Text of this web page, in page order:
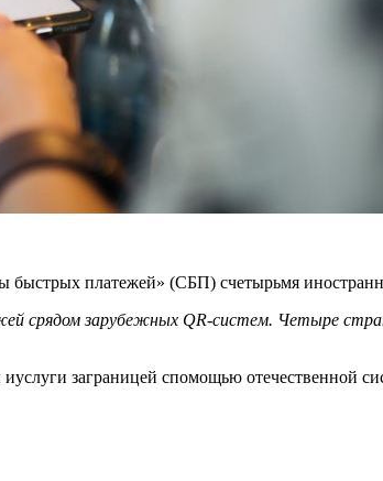
быстрых платежей» (СБП) счетырьмя
срядом зарубежных QR-систем. Четыре
заграницей спомощью отечественной